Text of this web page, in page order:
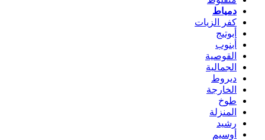
دمياط
كفر الزيات
أبوتيج
أبنوب
القوصية
الجمالية
ديروط
الخارجة
طوخ
المنزلة
رشيد
أوسيم